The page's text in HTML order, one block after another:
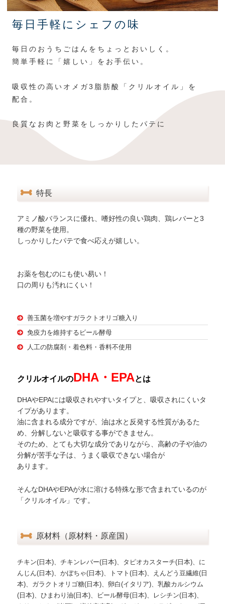
毎日手軽にシェフの味
毎日のおうちごはんをちょっとおいしく。
簡単手軽に「嬉しい」をお手伝い。
吸収性の高いオメガ3脂肪酸「クリルオイル」を
配合。
良質なお肉と野菜をしっかりしたパテに
特長
アミノ酸バランスに優れ、嗜好性の良い鶏肉、鶏レバーと3
種の野菜を使用。
しっかりしたパテで食べ応えが嬉しい。
お薬を包むのにも使い易い！
口の周りも汚れにくい！
善玉菌を増やすガラクトオリゴ糖入り
免疫力を維持するビール酵母
人工の防腐剤・着色料・香料不使用
クリルオイルのDHA・EPAとは
DHAやEPAには吸収されやすいタイプと、吸収されにくいタ
イプがあります。
油に含まれる成分ですが、油は水と反発する性質があるた
め、分解しないと吸収する事ができません。
そのため、とても大切な成分でありながら、高齢の子や油の
分解が苦手な子は、うまく吸収できない場合が
あります。
そんなDHAやEPAが水に溶ける特殊な形で含まれているのが
「クリルオイル」です。
原材料（原材料・原産国）
チキン(日本)、チキンレバー(日本)、タピオカスターチ(日本)、に
んじん(日本)、かぼちゃ(日本)、トマト(日本)、えんどう豆繊維(日
本)、ガラクトオリゴ糖(日本)、卵白(イタリア)、乳酸カルシウム
(日本)、ひまわり油(日本)、ビール酵母(日本)、レシチン(日本)、